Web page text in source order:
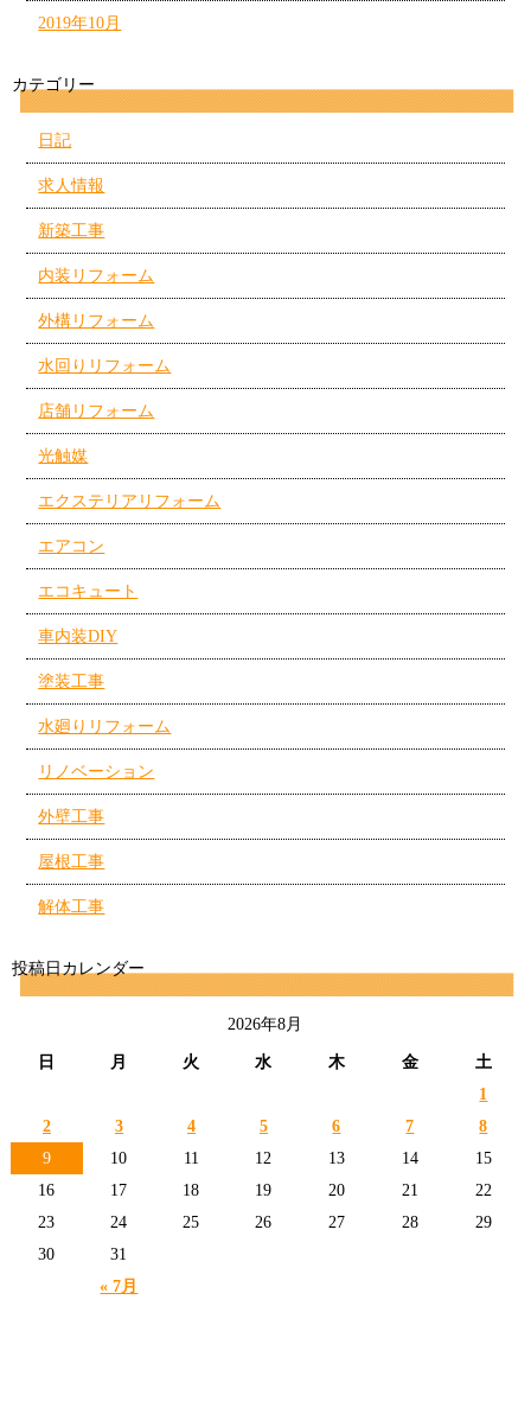
2019年10月
カテゴリー
日記
求人情報
新築工事
内装リフォーム
外構リフォーム
水回りリフォーム
店舗リフォーム
光触媒
エクステリアリフォーム
エアコン
エコキュート
車内装DIY
塗装工事
水廻りリフォーム
リノベーション
外壁工事
屋根工事
解体工事
投稿日カレンダー
2026年8月
日 月 火 水 木 金 土
« 7月
1
2
3 4 5 6 7
8
9
10 11 12 13 14
15
16
17 18 19 20 21
22
23
24 25 26 27 28
29
30
31